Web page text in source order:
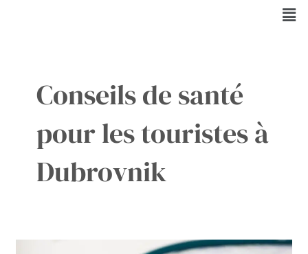
Conseils de santé
pour les touristes à
Dubrovnik